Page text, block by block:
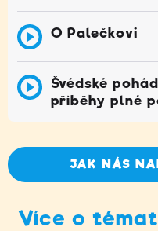
O Palečkovi
Švédské
příběhy plné
JAK NÁS
Více o